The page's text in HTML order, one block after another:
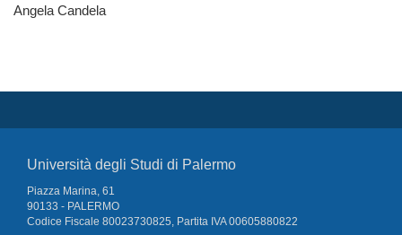
Angela Candela
Università degli Studi di Palermo
Piazza Marina, 61
90133 - PALERMO
Codice Fiscale 80023730825, Partita IVA 00605880822